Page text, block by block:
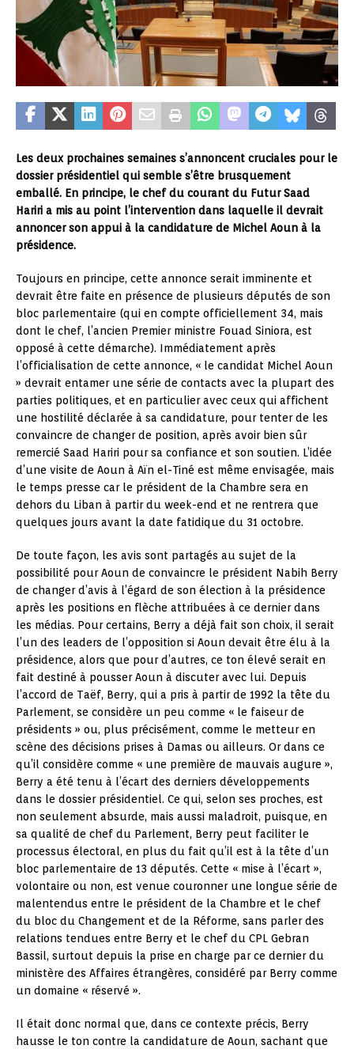
Les deux prochaines semaines s’annoncent cruciales pour le
dossier présidentiel qui semble s’être brusquement
emballé. En principe, le chef du courant du Futur Saad
Hariri a mis au point l’intervention dans laquelle il devrait
annoncer son appui à la candidature de Michel Aoun à la
présidence.
Toujours en principe, cette annonce serait imminente et
devrait être faite en présence de plusieurs députés de son
bloc parlementaire (qui en compte officiellement 34, mais
dont le chef, l’ancien Premier ministre Fouad Siniora, est
opposé à cette démarche). Immédiatement après
l’officialisation de cette annonce, « le candidat Michel Aoun
» devrait entamer une série de contacts avec la plupart des
parties politiques, et en particulier avec ceux qui affichent
une hostilité déclarée à sa candidature, pour tenter de les
convaincre de changer de position, après avoir bien sûr
remercié Saad Hariri pour sa confiance et son soutien. L’idée
d’une visite de Aoun à Aïn el-Tiné est même envisagée, mais
le temps presse car le président de la Chambre sera en
dehors du Liban à partir du week-end et ne rentrera que
quelques jours avant la date fatidique du 31 octobre.
De toute façon, les avis sont partagés au sujet de la
possibilité pour Aoun de convaincre le président Nabih Berry
de changer d’avis à l’égard de son élection à la présidence
après les positions en flèche attribuées à ce dernier dans
les médias. Pour certains, Berry a déjà fait son choix, il serait
l’un des leaders de l’opposition si Aoun devait être élu à la
présidence, alors que pour d’autres, ce ton élevé serait en
fait destiné à pousser Aoun à discuter avec lui. Depuis
l’accord de Taëf, Berry, qui a pris à partir de 1992 la tête du
Parlement, se considère un peu comme « le faiseur de
présidents » ou, plus précisément, comme le metteur en
scène des décisions prises à Damas ou ailleurs. Or dans ce
qu’il considère comme « une première de mauvais augure »,
Berry a été tenu à l’écart des derniers développements
dans le dossier présidentiel. Ce qui, selon ses proches, est
non seulement absurde, mais aussi maladroit, puisque, en
sa qualité de chef du Parlement, Berry peut faciliter le
processus électoral, en plus du fait qu’il est à la tête d’un
bloc parlementaire de 13 députés. Cette « mise à l’écart »,
volontaire ou non, est venue couronner une longue série de
malentendus entre le président de la Chambre et le chef
du bloc du Changement et de la Réforme, sans parler des
relations tendues entre Berry et le chef du CPL Gebran
Bassil, surtout depuis la prise en charge par ce dernier du
ministère des Affaires étrangères, considéré par Berry comme
un domaine « réservé ».
Il était donc normal que, dans ce contexte précis, Berry
hausse le ton contre la candidature de Aoun, sachant que